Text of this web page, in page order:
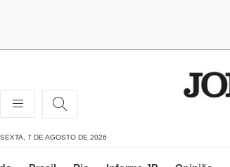
SEXTA, 7 DE AGOSTO DE 2026